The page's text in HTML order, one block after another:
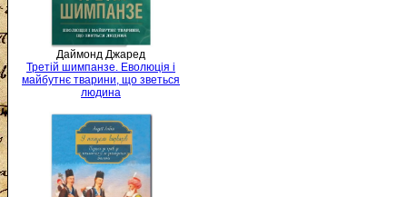
Даймонд Джаред
Третій шимпанзе. Еволюція і
майбутнє тварини, що зветься
людина